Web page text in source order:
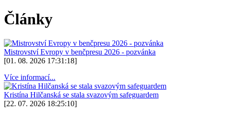
Články
Mistrovství Evropy v benčpresu 2026 - pozvánka
[01. 08. 2026 17:31:18]
Více informací...
Kristína Hilčanská se stala svazovým safeguardem
[22. 07. 2026 18:25:10]